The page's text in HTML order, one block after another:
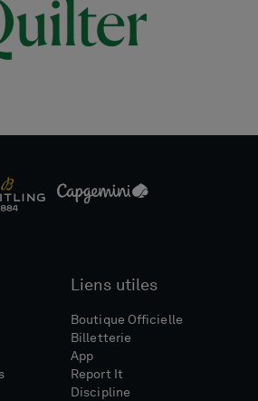
Liens utiles
Boutique Officielle
Billetterie
App
Report It
Discipline